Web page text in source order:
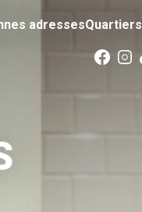
adressesQuartiers